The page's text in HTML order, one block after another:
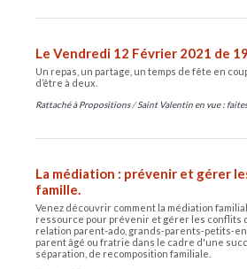
Le Vendredi 12 Février 2021 de
Un repas, un partage, un temps de fête en
d’être à deux.
Rattaché à Propositions /Saint Valentin en vue :
La médiation : prévenir et gérer
famille.
Venez découvrir comment la médiation
ressource pour prévenir et gérer les conflits
relation parent-ado, grands-parents-petits-
parent âgé ou fratrie dans le cadre d'une
séparation, de recomposition familiale.